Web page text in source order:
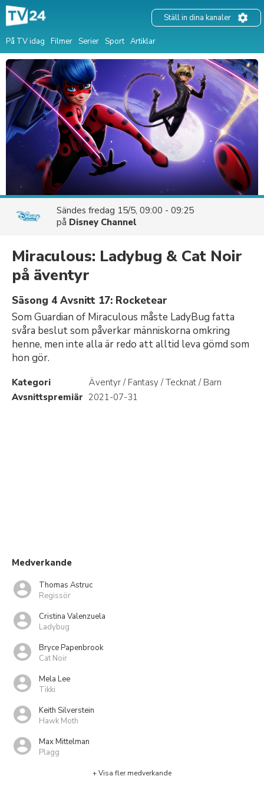
På TV idag Filmer Serier Sport Artiklar
Ställ in dina kanaler
Sändes fredag 15/5, 09:00 - 09:25
på Disney Channel
Miraculous: Ladybug & Cat Noir
på äventyr
Säsong 4 Avsnitt 17: Rocketear
Som Guardian of Miraculous måste LadyBug fatta
svåra beslut som påverkar människorna omkring
henne, men inte alla är redo att alltid leva gömd som
hon gör.
Kategori
Äventyr / Fantasy / Tecknat / Barn
Avsnittspremiär 2021-07-31
Medverkande
Thomas Astruc
Regissör
Cristina Valenzuela
Ladybug
Bryce Papenbrook
Cat Noir
Mela Lee
Tikki
Keith Silverstein
Hawk Moth
Max Mittelman
Plagg
+ Visa fler medverkande